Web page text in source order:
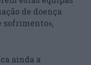
de doença
sofrimento»,
ainda a